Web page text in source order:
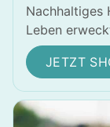
Nachhaltiges
Leben
JETZT